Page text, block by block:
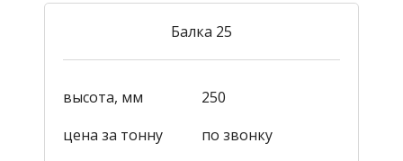
Балка 25
высота, мм
250
цена за тонну
по звонку